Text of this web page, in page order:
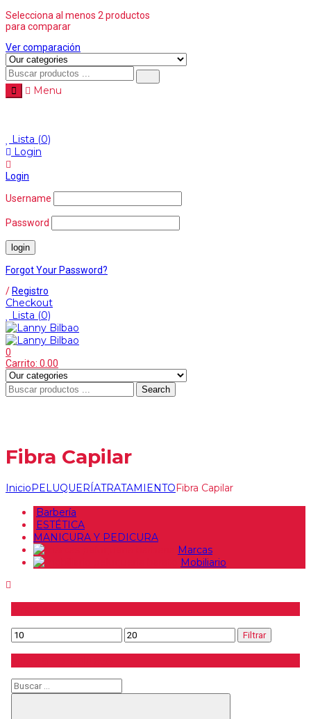
Selecciona al menos 2 productos
para comparar
Ver comparación
Menu
Lista (0)
Login
Login
Username
Password
Forgot Your Password?
/ Registro
Checkout
Lista (0)
0
Carrito: 0.00
Search
Fibra Capilar
InicioPELUQUERÍATRATAMIENTOFibra Capilar
Barbería
ESTÉTICA
MANICURA Y PEDICURA
Marcas
Mobiliario
Precio
mínimo
Precio
máximo
Filtrar
Buscar